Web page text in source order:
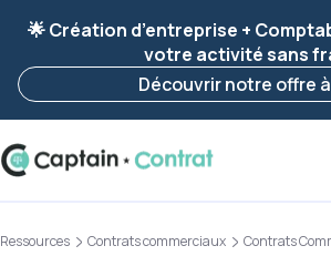
enregistrée 🚀
Reprendre ma
🌟 Création d’entreprise +
votre activité sans
Découvrir notre offre
Ressources Contrats commerciaux Contrats